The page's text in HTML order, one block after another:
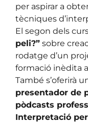
per aspirar a
tècniques
El segon dels
peli?” sobre
rodatge d’un
formació inèdita
També s’oferirà
presentador de
pòdcasts
Interpretació